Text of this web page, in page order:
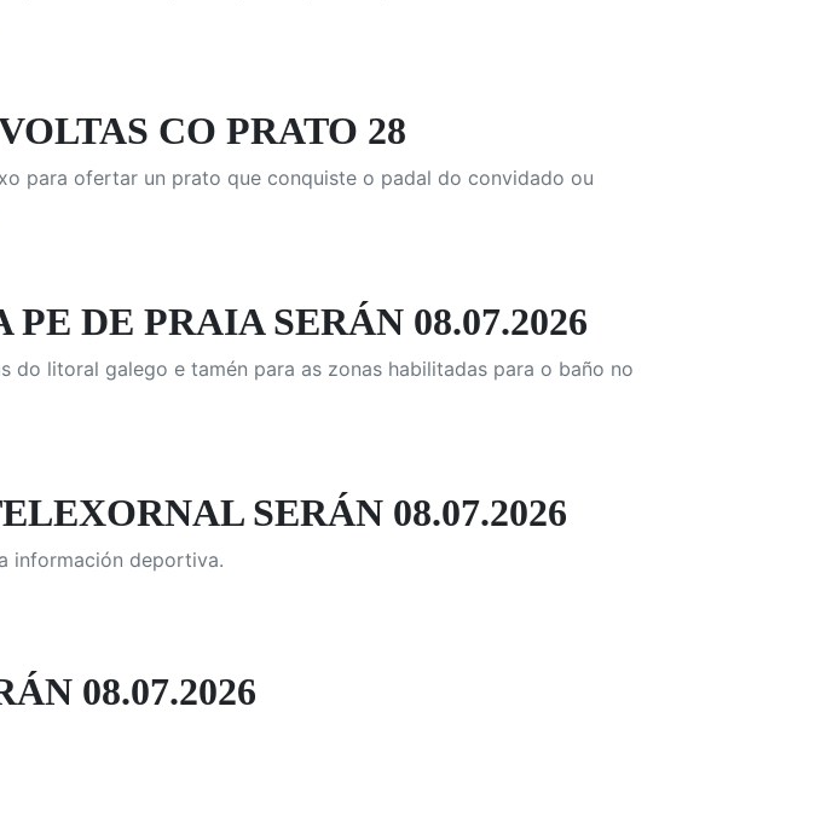
CO PRATO 28
para ofertar un prato que conquiste o padal do convidado ou
DE PRAIA SERÁN 08.07.2026
do litoral galego e tamén para as zonas habilitadas para o baño no
SERÁN 08.07.2026
información deportiva.
08.07.2026